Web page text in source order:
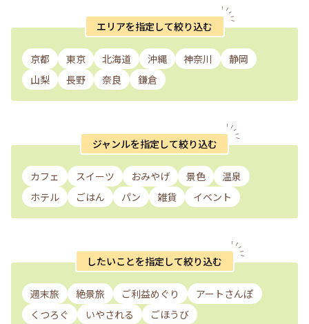
エリアを指定して絞り込む
京都 東京 北海道 沖縄 神奈川
静岡
山梨
長野 奈良 鎌倉
ジャンルを指定して絞り込む
カフェ スイーツ おみやげ 景色
温泉
ホテル
ごはん パン 雑貨 イベント
したいことを指定して絞り込む
週末旅 絶景旅 ご利益めぐり
アートさんぽ
くつろぐ
いやされる ごほうび